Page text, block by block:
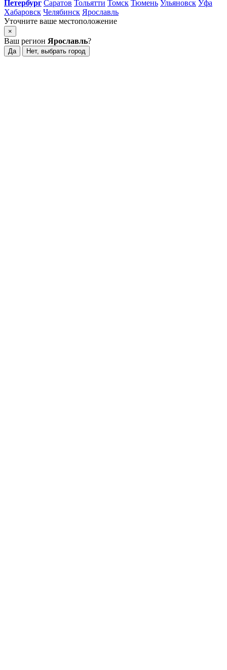
Петербург Саратов Тольятти Томск Тюмень Ульяновск Уфа
Хабаровск Челябинск Ярославль
Уточните ваше местоположение
×
Ваш регион Ярославль?
Да Нет, выбрать город